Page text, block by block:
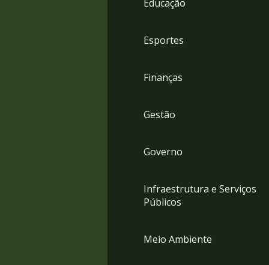
Educação
Esportes
Finanças
Gestão
Governo
Infraestrutura e Serviços
Públicos
Meio Ambiente